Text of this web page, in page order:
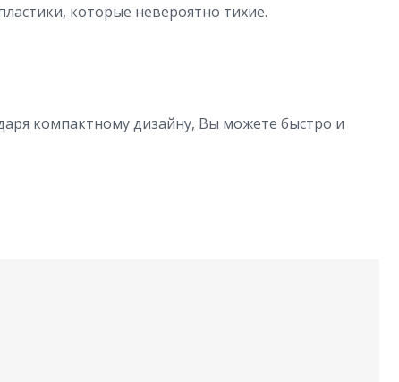
которые невероятно тихие.
компактному дизайну, Вы можете быстро и